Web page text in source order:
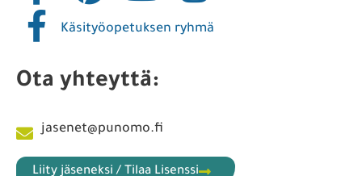
Käsityöopetuksen ryhmä
Ota yhteyttä:
jasenet@punomo.fi
Liity jäseneksi / Tilaa Lisenssi